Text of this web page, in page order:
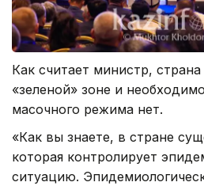
Как считает министр,
«зеленой» зоне и
масочного режима нет.
«Как вы знаете, в стране
которая контролирует
ситуацию.